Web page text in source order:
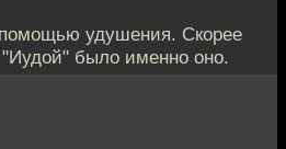
удушения. Скорее
"Иудой" было именно оно.